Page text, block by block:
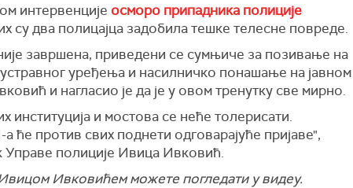
интервенције осморо припадника полиције
су два полицајца задобила тешке телесне повреде.
завршена, приведени се сумњиче за позивање на
уређења и насилничко понашање на јавном
и нагласио је да је у овом тренутку све мирно.
институција и мостова се неће толерисати.
против свих поднети одговарајуће пријаве",
Управе полиције Ивица Ивковић.
Ивковићем можете погледати у видеу.